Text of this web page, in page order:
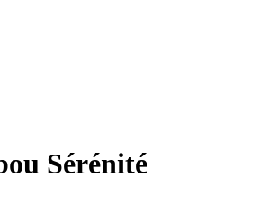
Sérénité